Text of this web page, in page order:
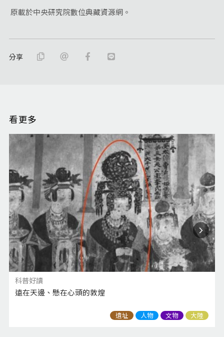
原載於中央研究院數位典藏資源網。
分享
看更多
科普好讀
遠在天邊、懸在心頭的敦煌
遺址 人物 文物 大陸